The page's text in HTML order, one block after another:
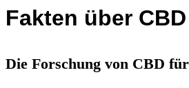
Fakten über CBD
Die Forschung von CBD